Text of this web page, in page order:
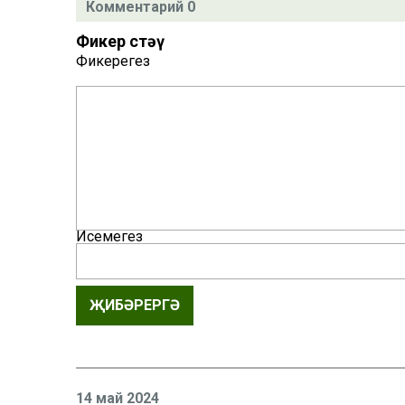
Комментарий 0
Фикер өстәү
Фикерегез
Исемегез
ҖИБӘРЕРГӘ
14 май 2024